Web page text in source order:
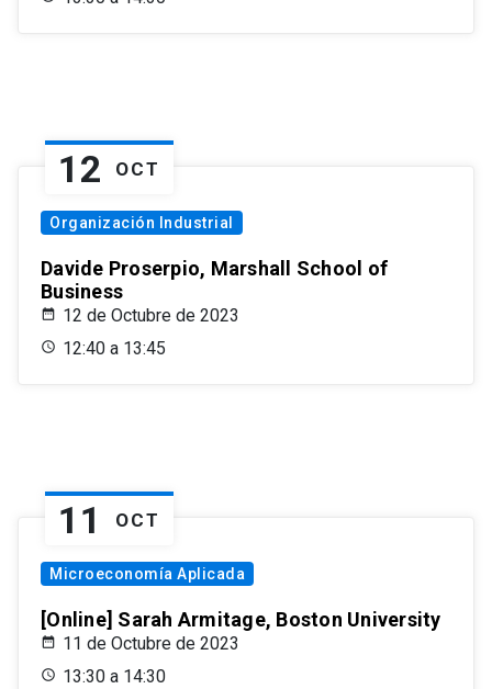
12 OCT
Organización Industrial
Davide Proserpio, Marshall School of
Business
12 de Octubre de 2023
12:40 a 13:45
11 OCT
Microeconomía Aplicada
[Online] Sarah Armitage, Boston University
11 de Octubre de 2023
13:30 a 14:30